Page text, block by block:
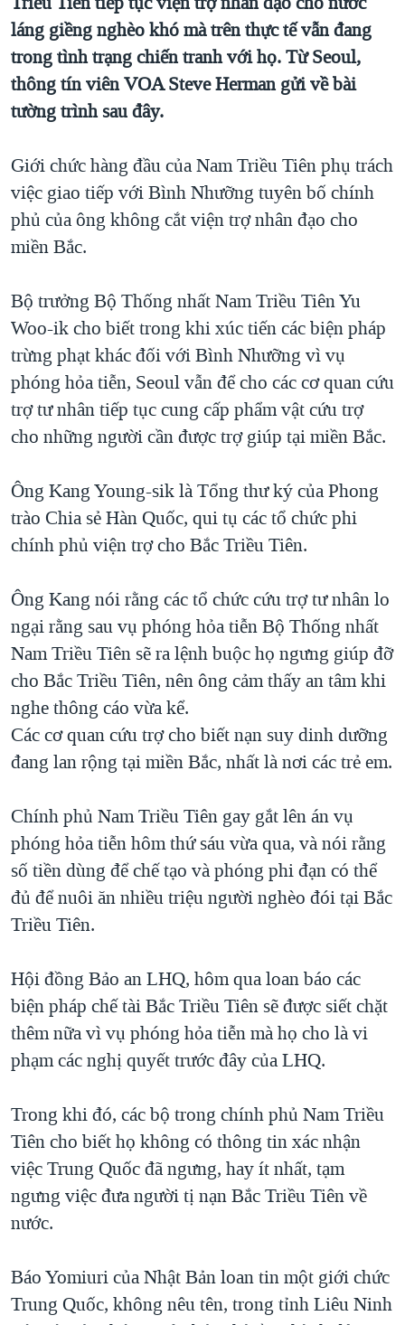
TRỊNH VĨNH BÌNH VS. CHÍNH PHỦ VIỆT NAM
NGƯ DÂN VIỆT VÀ LÀN SÓNG TRỘM HẢI SÂM
BÊN KIA QUỐC LỘ: TIẾNG VỌNG TỪ NÔNG THÔN MỸ
láng giềng nghèo khó mà trên thực tế vẫn đang
trong tình trạng chiến tranh với họ. Từ Seoul,
thông tín viên VOA Steve Herman gửi về bài
tường trình sau đây.
Giới chức hàng đầu của Nam Triều Tiên phụ trách
việc giao tiếp với Bình Nhưỡng tuyên bố chính
phủ của ông không cắt viện trợ nhân đạo cho
miền Bắc.
Bộ trưởng Bộ Thống nhất Nam Triều Tiên Yu
Woo-ik cho biết trong khi xúc tiến các biện pháp
trừng phạt khác đối với Bình Nhưỡng vì vụ
phóng hỏa tiễn, Seoul vẫn để cho các cơ quan cứu
trợ tư nhân tiếp tục cung cấp phẩm vật cứu trợ
cho những người cần được trợ giúp tại miền Bắc.
Ông Kang Young-sik là Tổng thư ký của Phong
trào Chia sẻ Hàn Quốc, qui tụ các tổ chức phi
chính phủ viện trợ cho Bắc Triều Tiên.
Ông Kang nói rằng các tổ chức cứu trợ tư nhân lo
ngại rằng sau vụ phóng hỏa tiễn Bộ Thống nhất
Nam Triều Tiên sẽ ra lệnh buộc họ ngưng giúp đỡ
cho Bắc Triều Tiên, nên ông cảm thấy an tâm khi
nghe thông cáo vừa kể.
Các cơ quan cứu trợ cho biết nạn suy dinh dưỡng
đang lan rộng tại miền Bắc, nhất là nơi các trẻ em.
Chính phủ Nam Triều Tiên gay gắt lên án vụ
phóng hỏa tiễn hôm thứ sáu vừa qua, và nói rằng
số tiền dùng để chế tạo và phóng phi đạn có thể
đủ để nuôi ăn nhiều triệu người nghèo đói tại Bắc
Triều Tiên.
Hội đồng Bảo an LHQ, hôm qua loan báo các
biện pháp chế tài Bắc Triều Tiên sẽ được siết chặt
thêm nữa vì vụ phóng hỏa tiễn mà họ cho là vi
phạm các nghị quyết trước đây của LHQ.
Trong khi đó, các bộ trong chính phủ Nam Triều
Tiên cho biết họ không có thông tin xác nhận
việc Trung Quốc đã ngưng, hay ít nhất, tạm
ngưng việc đưa người tị nạn Bắc Triều Tiên về
nước.
Báo Yomiuri của Nhật Bản loan tin một giới chức
Trung Quốc, không nêu tên, trong tỉnh Liêu Ninh